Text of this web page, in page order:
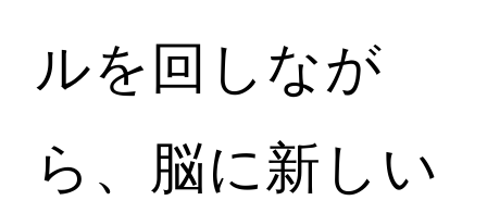
ルを回しなが
ら、脳に新しい